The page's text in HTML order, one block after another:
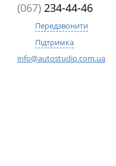
(067) 234-44-46
Передзвонити
Підтримка
info@autostudio.com.ua